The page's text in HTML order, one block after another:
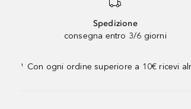
Spedizione
consegna entro 3/6 giorni
¹ Con ogni ordine superiore a 10€ ricevi